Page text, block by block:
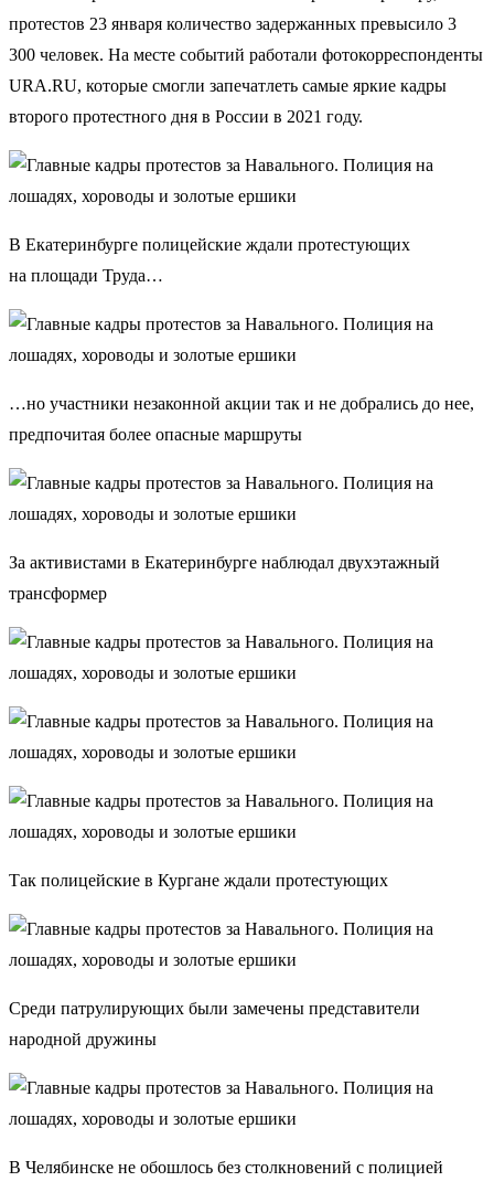
протестов 23 января количество задержанных превысило 3
300 человек. На месте событий работали фотокорреспонденты
URA.RU, которые смогли запечатлеть самые яркие кадры
второго протестного дня в России в 2021 году.
В Екатеринбурге полицейские ждали протестующих
на площади Труда…
…но участники незаконной акции так и не добрались до нее,
предпочитая более опасные маршруты
За активистами в Екатеринбурге наблюдал двухэтажный
трансформер
Так полицейские в Кургане ждали протестующих
Среди патрулирующих были замечены представители
народной дружины
В Челябинске не обошлось без столкновений с полицией